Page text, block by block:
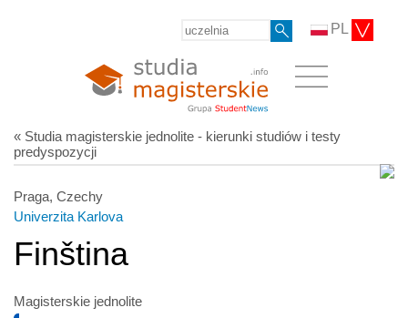
PL
« Studia magisterskie jednolite - kierunki studiów i testy
predyspozycji
Praga, Czechy
Univerzita Karlova
Finština
Magisterskie jednolite